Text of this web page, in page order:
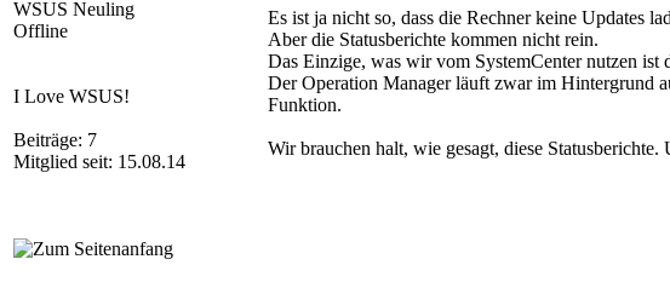
WSUS Neuling
Offline
I Love WSUS!
Beiträge: 7
Mitglied seit: 15.08.14
Es ist ja nicht so, dass die Rechner keine Updates
Aber die Statusberichte kommen nicht rein.
Das Einzige, was wir vom SystemCenter nutzen
Der Operation Manager läuft zwar im Hintergrund
Funktion.
Wir brauchen halt, wie gesagt, diese